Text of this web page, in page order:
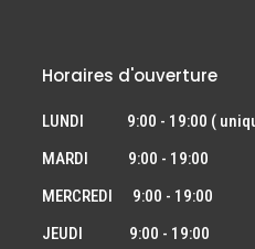
Horaires d'ouverture
LUNDI 9:00 - 19:00 (
MARDI 9:00 - 19:00
MERCREDI 9:00 - 19:00
JEUDI 9:00 - 19:00